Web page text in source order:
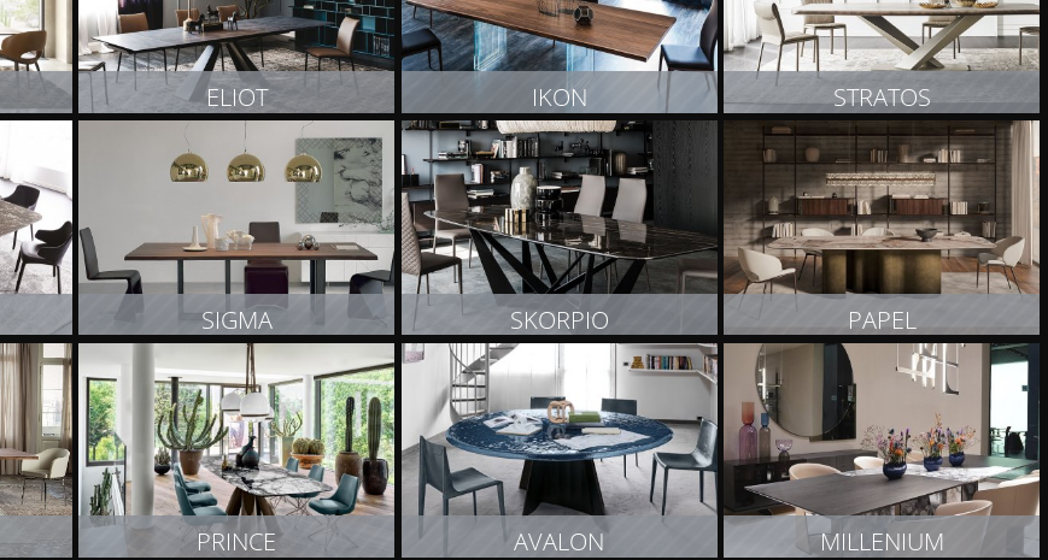
ELIOT
ZOBACZ PRODUKT
IKON
ZOBACZ PRODUKT
STRATOS
ZOBACZ PRODUKT
SIGMA
ZOBACZ PRODUKT
SKORPIO
ZOBACZ PRODUKT
PAPEL
ZOBACZ PRODUKT
PRINCE AVALON MILLENIUM